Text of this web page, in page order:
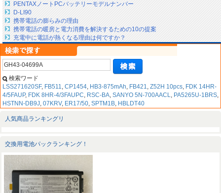
PENTAXノートPCバッテリーモデルナンバー
D-LI90
携帯電話の膨らみの理由
携帯電話の暖房と電力消費を解決するための10の提案
充電中に電話が熱くなる理由は何ですか？
検索ワード
LSS271620SF, FB511, CP1454, HB3-875mAh, FB421, Z52H 10pcs, FDK 14HR-
4/5FAUP, FDK 8HR-4/3FAUPC, RSC-BA, SANYO 5N-700AACL, PA5265U-1BRS,
HSTNN-DB9J, 07KRV, ER17/50, SPTM1B, HBLDT40
人気商品ランキングリ
交換用電池パックランキング！